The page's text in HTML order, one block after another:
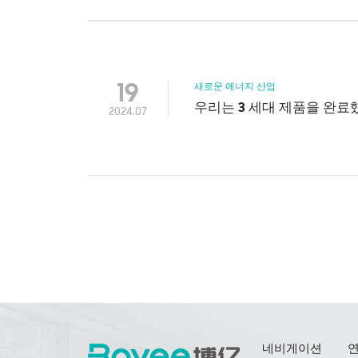
19
2024.07
새로운 에너지 산업
우리는 3 세대 제품을 완료
네비게이션